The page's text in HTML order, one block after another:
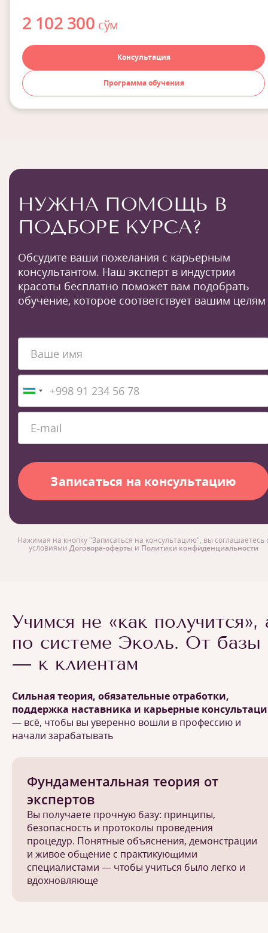
2 102 300 сўм
Консультация
Программа обучения
НУЖНА ПОМОЩЬ В
ПОДБОРЕ КУРСА?
Обсудите ваши пожелания с карьерным
консультантом. Наш эксперт в индустрии
красоты бесплатно поможет вам подобрать
обучение, которое соответствует вашим целям
Нажимая на кнопку "Записаться на консультацию", вы соглашаетесь
условиями Договора-оферты и Политики конфиденциальности
Учимся не «как получится»,
по системе Эколь. От базы
— к клиентам
Сильная теория, обязательные отработки,
поддержка наставника и карьерные
— всё, чтобы вы уверенно вошли в профессию и
начали зарабатывать
Фундаментальная теория от
экспертов
Вы получаете прочную базу: принципы,
безопасность и протоколы проведения
процедур. Понятные объяснения, демонстрации
и живое общение с практикующими
специалистами — чтобы учиться было легко и
вдохновляюще